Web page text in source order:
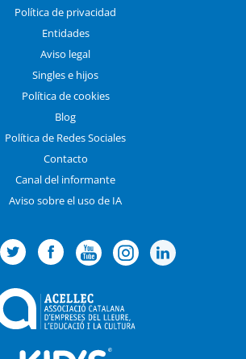
Política de privacidad
Entidades
Aviso legal
Singles e hijos
Política de cookies
Blog
Política de Redes Sociales
Contacto
Canal del informante
Aviso sobre el uso de IA